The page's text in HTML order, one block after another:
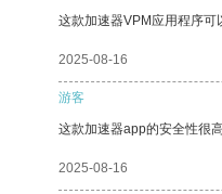
这款加速器VPM应用程序可
2025-08-16
游客
这款加速器app的安全性很
2025-08-16